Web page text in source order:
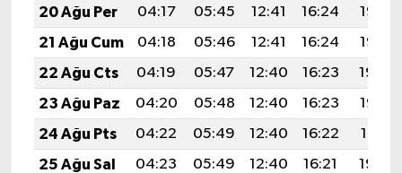
20 Ağu Per
04:17 05:45 12:41 16:24
19:27
21 Ağu Cum
04:18 05:46 12:41 16:24
19:25
22 Ağu Cts
04:19 05:47 12:40 16:23
19:24
23 Ağu Paz
04:20 05:48 12:40 16:23
19:22
24 Ağu Pts
04:22 05:49 12:40 16:22
19:21
25 Ağu Sal
04:23 05:49 12:40 16:21 19:20